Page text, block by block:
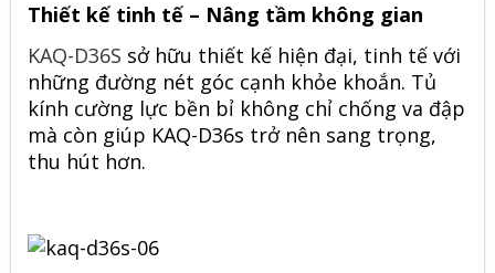
Thiết kế tinh tế – Nâng tầm không gian
KAQ-D36S sở hữu thiết kế hiện đại, tinh tế với
những đường nét góc cạnh khỏe khoắn. Tủ
kính cường lực bền bỉ không chỉ chống va đập
mà còn giúp KAQ-D36s trở nên sang trọng,
thu hút hơn.